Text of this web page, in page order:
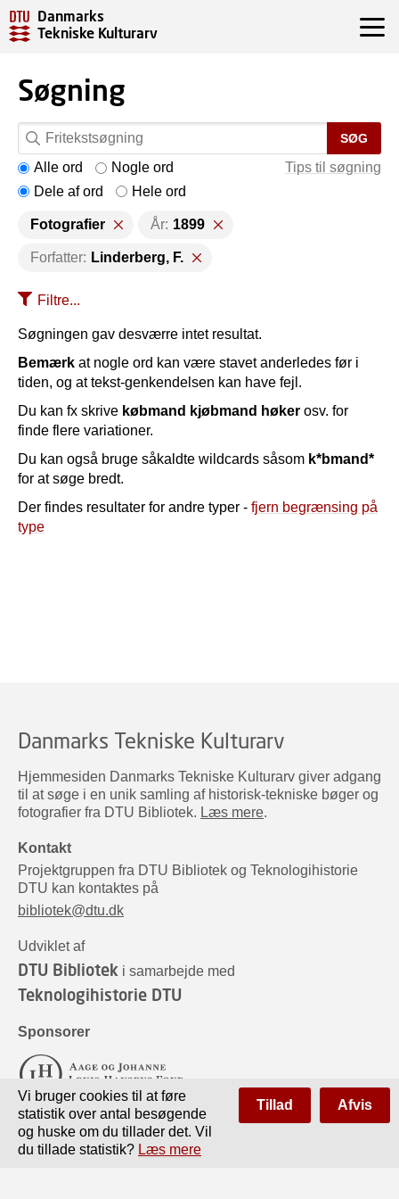
Danmarks
Tekniske Kulturarv
Søgning
SØG
Tips til søgning
Alle ord
Nogle ord
Dele af ord
Hele ord
Fotografier År: 1899
Forfatter: Linderberg, F.
Filtre...
Søgningen gav desværre intet resultat.
Bemærk at nogle ord kan være stavet anderledes før i
tiden, og at tekst-genkendelsen kan have fejl.
Du kan fx skrive købmand kjøbmand høker osv. for
finde flere variationer.
Du kan også bruge såkaldte wildcards såsom k*bmand*
for at søge bredt.
Der findes resultater for andre typer - fjern begrænsing på
type
Danmarks Tekniske Kulturarv
Hjemmesiden Danmarks Tekniske Kulturarv giver adgang
til at søge i en unik samling af historisk-tekniske bøger og
fotografier fra DTU Bibliotek. Læs mere.
Kontakt
Projektgruppen fra DTU Bibliotek og Teknologihistorie
DTU kan kontaktes på
bibliotek@dtu.dk
Udviklet af
DTU Bibliotek i samarbejde med
Teknologihistorie DTU
Sponsorer
Vi bruger cookies til at føre
statistik over antal besøgende
og huske om du tillader det. Vil
du tillade statistik? Læs mere
Tillad Afvis